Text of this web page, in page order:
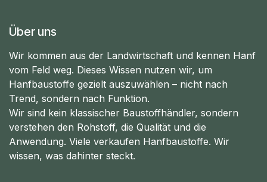
Über uns
Wir kommen aus der Landwirtschaft und kennen Hanf
vom Feld weg. Dieses Wissen nutzen wir, um
Hanfbaustoffe gezielt auszuwählen – nicht nach
Trend, sondern nach Funktion.
Wir sind kein klassischer Baustoffhändler, sondern
verstehen den Rohstoff, die Qualität und die
Anwendung. Viele verkaufen Hanfbaustoffe. Wir
wissen, was dahinter steckt.